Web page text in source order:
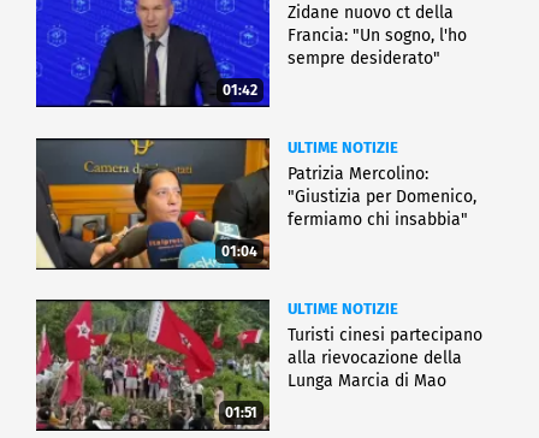
01:42
Zidane nuovo ct della
Francia: "Un sogno, l'ho
sempre desiderato"
01:04
ULTIME NOTIZIE
Patrizia Mercolino:
"Giustizia per Domenico,
fermiamo chi insabbia"
01:51
ULTIME NOTIZIE
Turisti cinesi partecipano
alla rievocazione della
Lunga Marcia di Mao